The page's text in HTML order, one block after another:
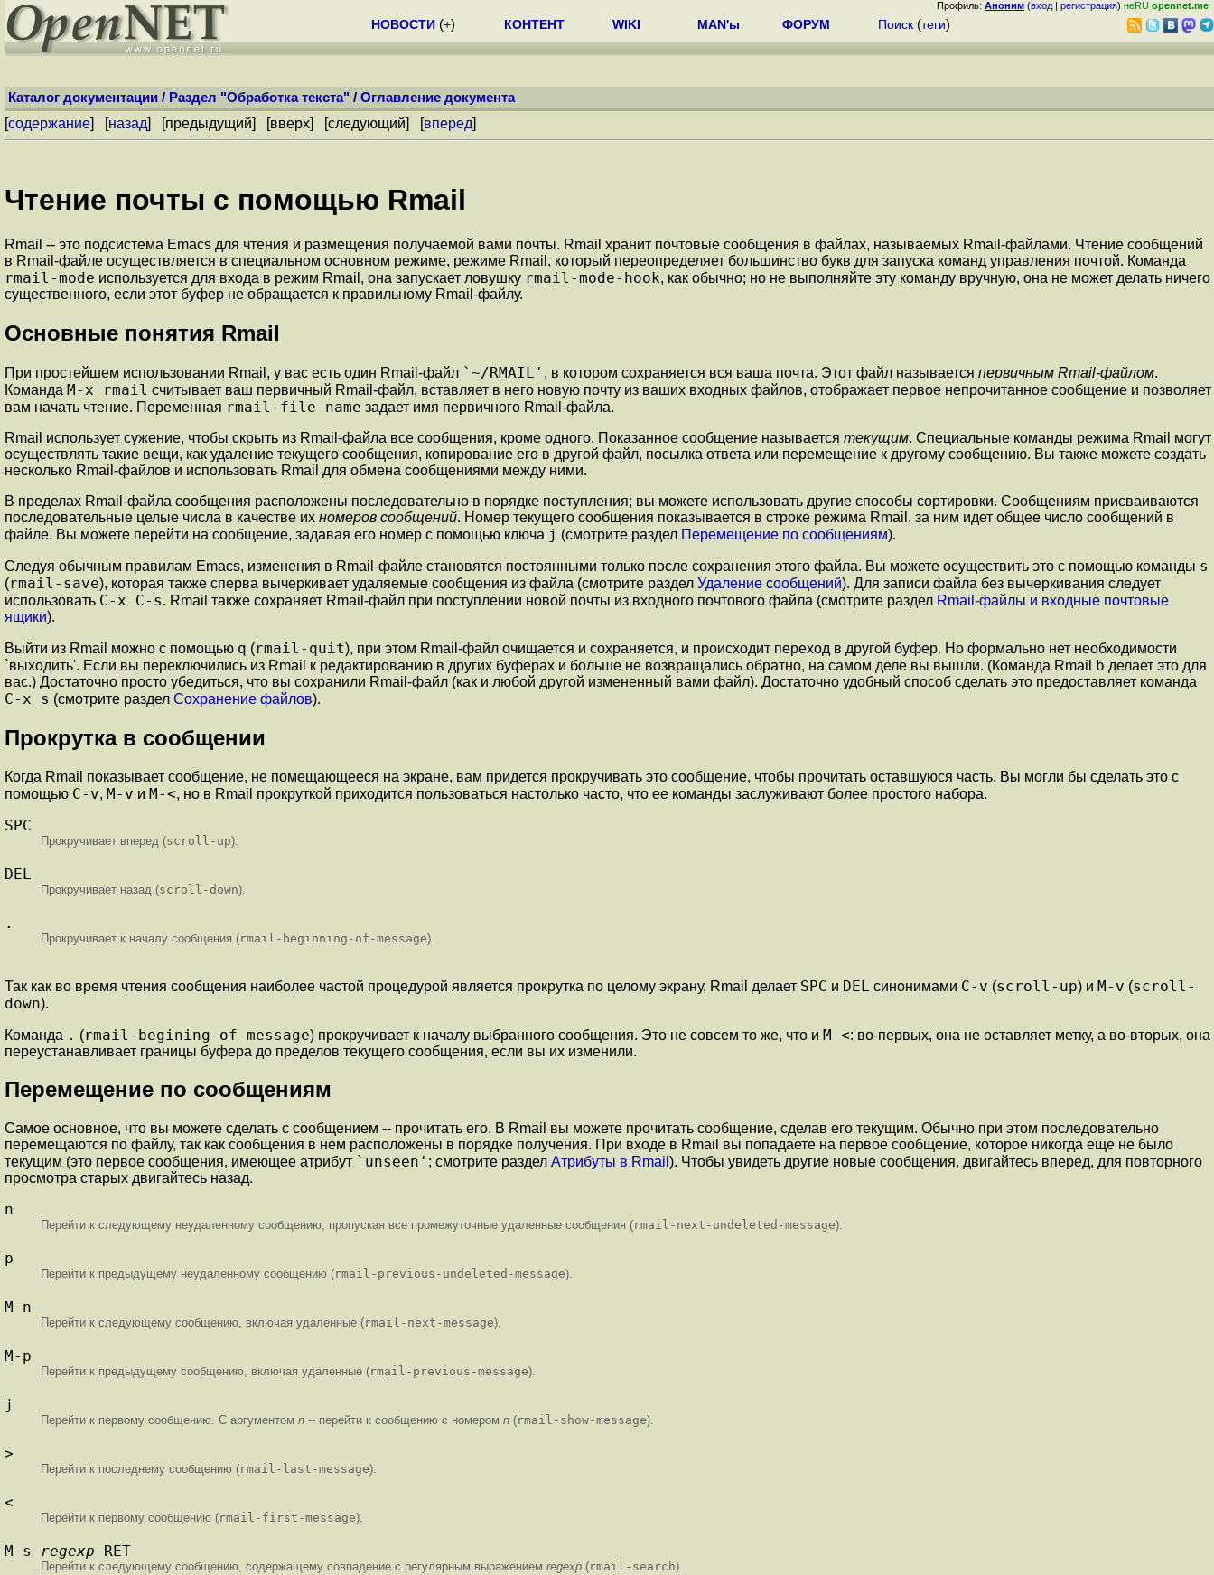
Профиль: Аноним (вход | регистрация) неRU opennet.me
НОВОСТИ (+) КОНТЕНТ WIKI MAN'ы ФОРУМ Поиск (теги)
Каталог документации / Раздел "Обработка текста" / Оглавление документа
[содержание] [назад] [предыдущий] [вверх] [следующий] [вперед]
Чтение почты с помощью Rmail
Rmail -- это подсистема Emacs для чтения и размещения получаемой вами почты. Rmail хранит почтовые сообщения в файлах, называемых Rmail-файлами. Чтение сообщений
в Rmail-файле осуществляется в специальном основном режиме, режиме Rmail, который переопределяет большинство букв для запуска команд управления почтой. Команда
rmail-mode используется для входа в режим Rmail, она запускает ловушку rmail-mode-hook, как обычно; но не выполняйте эту команду вручную, она не может делать ничего
существенного, если этот буфер не обращается к правильному Rmail-файлу.
Основные понятия Rmail
При простейшем использовании Rmail, у вас есть один Rmail-файл `~/RMAIL' , в котором сохраняется вся ваша почта. Этот файл называется первичным Rmail-файлом.
Команда M-x rmail считывает ваш первичный Rmail-файл, вставляет в него новую почту из ваших входных файлов, отображает первое непрочитанное сообщение и позволяет
вам начать чтение. Переменная rmail-file-name задает имя первичного Rmail-файла.
Rmail использует сужение, чтобы скрыть из Rmail-файла все сообщения, кроме одного. Показанное сообщение называется текущим. Специальные команды режима Rmail могут
осуществлять такие вещи, как удаление текущего сообщения, копирование его в другой файл, посылка ответа или перемещение к другому сообщению. Вы также можете создать
несколько Rmail-файлов и использовать Rmail для обмена сообщениями между ними.
В пределах Rmail-файла сообщения расположены последовательно в порядке поступления; вы можете использовать другие способы сортировки. Сообщениям присваиваются
последовательные целые числа в качестве их номеров сообщений. Номер текущего сообщения показывается в строке режима Rmail, за ним идет общее число сообщений в
файле. Вы можете перейти на сообщение, задавая его номер с помощью ключа j (смотрите раздел Перемещение по сообщениям).
Следуя обычным правилам Emacs, изменения в Rmail-файле становятся постоянными только после сохранения этого файла. Вы можете осуществить это с помощью команды s
(rmail-save), которая также сперва вычеркивает удаляемые сообщения из файла (смотрите раздел Удаление сообщений). Для записи файла без вычеркивания следует
использовать C-x C-s. Rmail также сохраняет Rmail-файл при поступлении новой почты из входного почтового файла (смотрите раздел Rmail-файлы и входные почтовые
ящики).
Выйти из Rmail можно с помощью q (rmail-quit), при этом Rmail-файл очищается и сохраняется, и происходит переход в другой буфер. Но формально нет необходимости
`выходить'. Если вы переключились из Rmail к редактированию в других буферах и больше не возвращались обратно, на самом деле вы вышли. (Команда Rmail b делает это для
вас.) Достаточно просто убедиться, что вы сохранили Rmail-файл (как и любой другой измененный вами файл). Достаточно удобный способ сделать это предоставляет команда
C-x s (смотрите раздел Сохранение файлов).
Прокрутка в сообщении
Когда Rmail показывает сообщение, не помещающееся на экране, вам придется прокручивать это сообщение, чтобы прочитать оставшуюся часть. Вы могли бы сделать это с
помощью C-v, M-v и M-<, но в Rmail прокруткой приходится пользоваться настолько часто, что ее команды заслуживают более простого набора.
SPC
Прокручивает вперед (scroll-up).
DEL
Прокручивает назад (scroll-down).
.
Прокручивает к началу сообщения (rmail-beginning-of-message).
Так как во время чтения сообщения наиболее частой процедурой является прокрутка по целому экрану, Rmail делает SPC и DEL синонимами C-v (scroll-up) и M-v (scroll-
down).
Команда . (rmail-begining-of-message) прокручивает к началу выбранного сообщения. Это не совсем то же, что и M-<: во-первых, она не оставляет метку, а во-вторых, она
переустанавливает границы буфера до пределов текущего сообщения, если вы их изменили.
Перемещение по сообщениям
Самое основное, что вы можете сделать с сообщением -- прочитать его. В Rmail вы можете прочитать сообщение, сделав его текущим. Обычно при этом последовательно
перемещаются по файлу, так как сообщения в нем расположены в порядке получения. При входе в Rmail вы попадаете на первое сообщение, которое никогда еще не было
текущим (это первое сообщения, имеющее атрибут `unseen' ; смотрите раздел Атрибуты в Rmail ). Чтобы увидеть другие новые сообщения, двигайтесь вперед, для повторного
просмотра старых двигайтесь назад.
n
Перейти к следующему неудаленному сообщению, пропуская все промежуточные удаленные сообщения (rmail-next-undeleted-message).
p
Перейти к предыдущему неудаленному сообщению (rmail-previous-undeleted-message).
M-n
Перейти к следующему сообщению, включая удаленные (rmail-next-message).
M-p
Перейти к предыдущему сообщению, включая удаленные (rmail-previous-message).
j
Перейти к первому сообщению. С аргументом n -- перейти к сообщению с номером n (rmail-show-message).
>
Перейти к последнему сообщению (rmail-last-message).
<
Перейти к первому сообщению (rmail-first-message).
M-s regexp RET
Перейти к следующему сообщению, содержащему совпадение с регулярным выражением regexp (rmail-search).